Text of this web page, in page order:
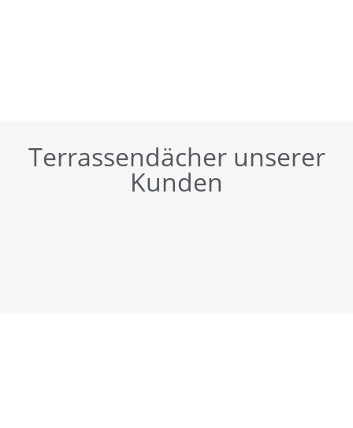
Terrassendächer unserer
Kunden